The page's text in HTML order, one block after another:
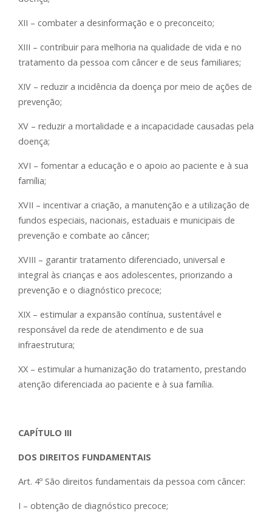
XII – combater a desinformação e o preconceito;
XIII – contribuir para melhoria na qualidade de vida e no
tratamento da pessoa com câncer e de seus familiares;
XIV – reduzir a incidência da doença por meio de ações de
prevenção;
XV – reduzir a mortalidade e a incapacidade causadas pela
doença;
XVI – fomentar a educação e o apoio ao paciente e à sua
família;
XVII – incentivar a criação, a manutenção e a utilização de
fundos especiais, nacionais, estaduais e municipais de
prevenção e combate ao câncer;
XVIII – garantir tratamento diferenciado, universal e
integral às crianças e aos adolescentes, priorizando a
prevenção e o diagnóstico precoce;
XIX – estimular a expansão contínua, sustentável e
responsável da rede de atendimento e de sua
infraestrutura;
XX – estimular a humanização do tratamento, prestando
atenção diferenciada ao paciente e à sua família.
CAPÍTULO III
DOS DIREITOS FUNDAMENTAIS
Art. 4º São direitos fundamentais da pessoa com câncer:
I – obtenção de diagnóstico precoce;